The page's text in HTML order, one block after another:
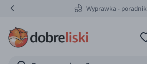
Wyprawka - poradnik